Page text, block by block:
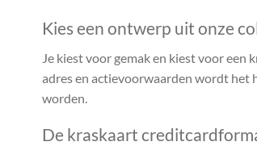
Kies een ontwerp uit onze
Je kiest voor gemak en kiest voor
adres en actievoorwaarden wordt het
worden.
De kraskaart